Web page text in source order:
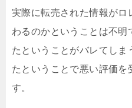
実際に転売された情報がロ
わるのかということは不
たということがバレてしま
たということで悪い評価を
す。